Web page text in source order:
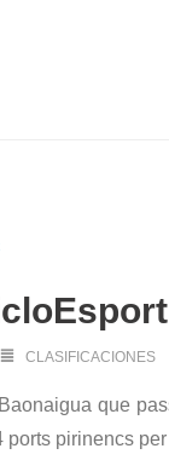
CLASIFICACIONES
que
pirinencs